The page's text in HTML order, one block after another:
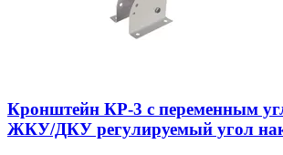
Кронштейн КР-3 с переменным
ЖКУ/ДКУ регулируемый угол